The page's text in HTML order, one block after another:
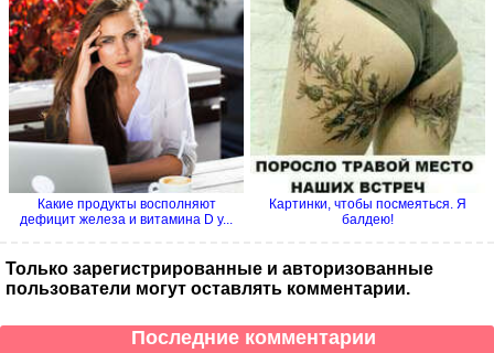
Какие продукты восполняют
дефицит железа и витамина D у...
Картинки, чтобы посмеяться. Я
балдею!
Только зарегистрированные и авторизованные
пользователи могут оставлять комментарии.
Последние комментарии